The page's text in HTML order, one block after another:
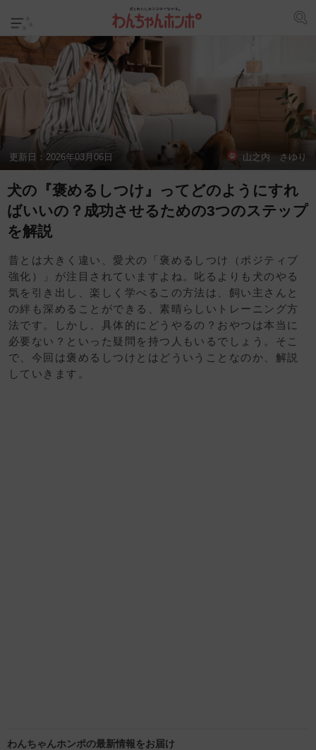
更新日： 2026年03月06日 山之内 さゆり
犬の『褒めるしつけ』ってどのようにすれ
ばいいの？成功させるための3つのステップ
を解説
昔とは大きく違い、愛犬の「褒めるしつけ（ポジティブ
強化）」が注目されていますよね。叱るよりも犬のやる
気を引き出し、楽しく学べるこの方法は、飼い主さんと
の絆も深めることができる、素晴らしいトレーニング方
法です。しかし、具体的にどうやるの？おやつは本当に
必要ない？といった疑問を持つ人もいるでしょう。そこ
で、今回は褒めるしつけとはどういうことなのか、解説
していきます。
わんちゃんホンポの最新情報をお届け